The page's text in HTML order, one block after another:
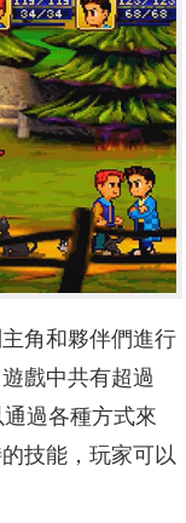
角和夥伴們進行
戲中共有超過
過各種方式來
技能，玩家可以